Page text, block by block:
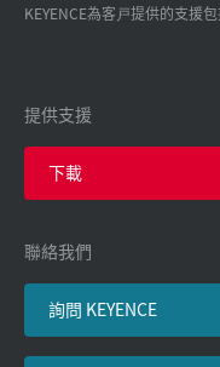
KEYENCE為客戸提供的支援
提供支援
下載
聯絡我們
詢問 KEYENCE